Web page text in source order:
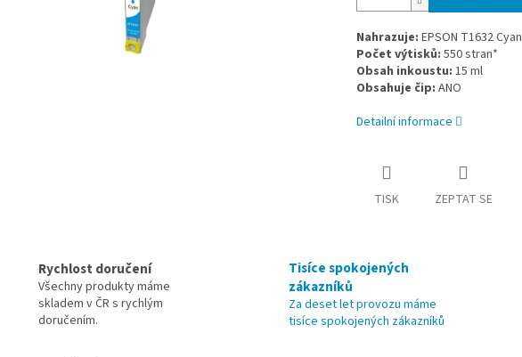
Nahrazuje: EPSON T1632 Cyan
Počet výtisků: 550 stran*
Obsah inkoustu: 15 ml
Obsahuje čip: ANO
Detailní informace
TISK ZEPTAT SE
Rychlost doručení
Všechny produkty máme
skladem v ČR s rychlým
doručením.
Tisíce spokojených
zákazníků
Za deset let provozu máme
tisíce spokojených zákazníků